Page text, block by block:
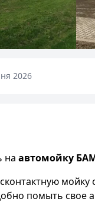
2026
на автомойку
мойку
помыть свое